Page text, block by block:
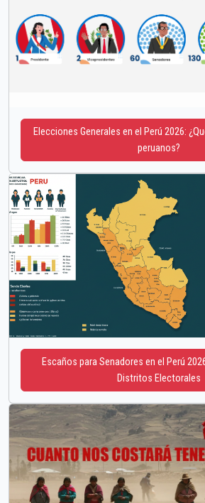
Elecciones Generales en el Perú 2026:
peruanos?
Escaños para Senadores en el Perú
Distritos Electorales